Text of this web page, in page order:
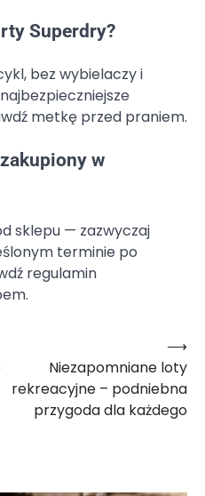
Superdry?
bez wybielaczy i
metkę przed praniem.
w
sklepu — zazwyczaj
terminie po
regulamin
Niezapomniane loty
rekreacyjne – podniebna
przygoda dla każdego
⟶